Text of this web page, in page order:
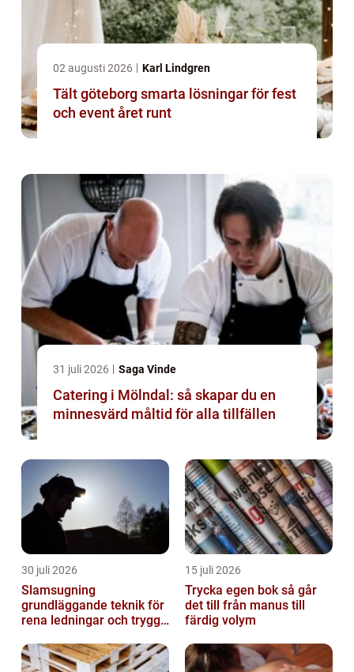
02 augusti 2026 Karl Lindgren
Tält göteborg smarta lösningar för fest
och event året runt
31 juli 2026 Saga Vinde
Catering i Mölndal: så skapar du en
minnesvärd måltid för alla tillfällen
30 juli 2026
Slamsugning
grundläggande teknik för
rena ledningar och trygg
15 juli 2026
Trycka egen bok så går
det till från manus till
färdig volym